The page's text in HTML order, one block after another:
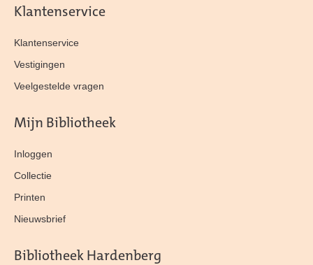
Klantenservice
Klantenservice
Vestigingen
Veelgestelde vragen
Mijn Bibliotheek
Inloggen
Collectie
Printen
Nieuwsbrief
Bibliotheek Hardenberg